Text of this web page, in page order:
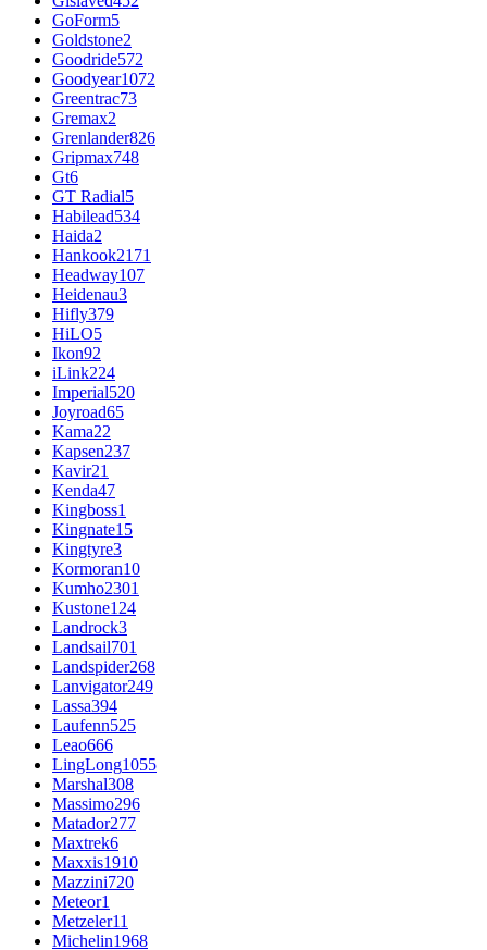
GoForm5
Goldstone2
Goodride572
Goodyear1072
Greentrac73
Gremax2
Grenlander826
Gripmax748
Gt6
GT Radial5
Habilead534
Haida2
Hankook2171
Headway107
Heidenau3
Hifly379
HiLO5
Ikon92
iLink224
Imperial520
Joyroad65
Kama22
Kapsen237
Kavir21
Kenda47
Kingboss1
Kingnate15
Kingtyre3
Kormoran10
Kumho2301
Kustone124
Landrock3
Landsail701
Landspider268
Lanvigator249
Lassa394
Laufenn525
Leao666
LingLong1055
Marshal308
Massimo296
Matador277
Maxtrek6
Maxxis1910
Mazzini720
Meteor1
Metzeler11
Michelin1968